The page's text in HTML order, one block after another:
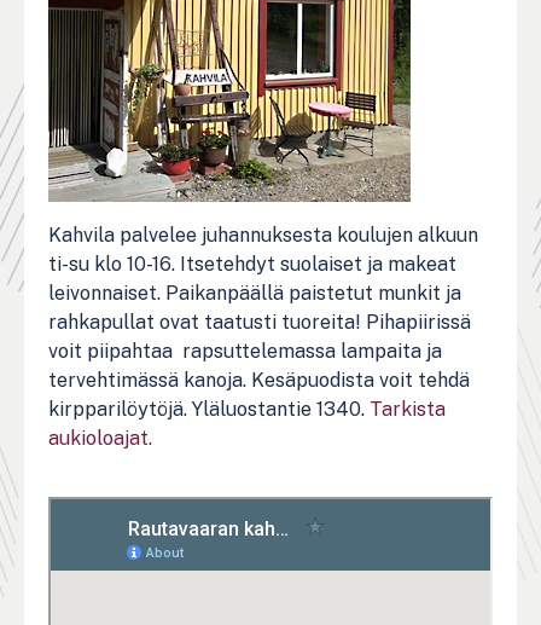
Kahvila palvelee juhannuksesta koulujen alkuun
ti-su klo 10-16. Itsetehdyt suolaiset ja makeat
leivonnaiset. Paikanpäällä paistetut munkit ja
rahkapullat ovat taatusti tuoreita! Pihapiirissä
voit piipahtaa rapsuttelemassa lampaita ja
tervehtimässä kanoja. Kesäpuodista voit tehdä
kirpparilöytöjä. Yläluostantie 1340. Tarkista
aukioloajat.